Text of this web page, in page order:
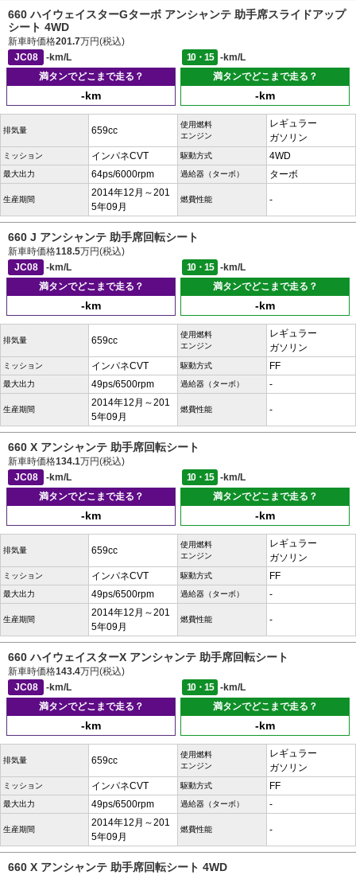
660 ハイウェイスターGターボ アンシャンテ 助手席スライドアップ
シート 4WD
新車時価格201.7万円(税込)
JC08
-km/L 10・15
-km/L
満タンでどこまで走る？
-km
満タンでどこまで走る？
-km
排気量 659cc
使用燃料
エンジン
レギュラー
ガソリン
ミッション インパネCVT 駆動方式 4WD
最大出力 64ps/6000rpm 過給器（ターボ） ターボ
生産期間
2014年12月～201
5年09月
燃費性能 -
660 J アンシャンテ 助手席回転シート
新車時価格118.5万円(税込)
JC08
-km/L 10・15
-km/L
満タンでどこまで走る？
-km
満タンでどこまで走る？
-km
排気量 659cc
使用燃料
エンジン
レギュラー
ガソリン
ミッション インパネCVT 駆動方式 FF
最大出力 49ps/6500rpm 過給器（ターボ） -
生産期間
2014年12月～201
5年09月
燃費性能 -
660 X アンシャンテ 助手席回転シート
新車時価格134.1万円(税込)
JC08
-km/L 10・15
-km/L
満タンでどこまで走る？
-km
満タンでどこまで走る？
-km
排気量 659cc
使用燃料
エンジン
レギュラー
ガソリン
ミッション インパネCVT 駆動方式 FF
最大出力 49ps/6500rpm 過給器（ターボ） -
生産期間
2014年12月～201
5年09月
燃費性能 -
660 ハイウェイスターX アンシャンテ 助手席回転シート
新車時価格143.4万円(税込)
JC08
-km/L 10・15
-km/L
満タンでどこまで走る？
-km
満タンでどこまで走る？
-km
排気量 659cc
使用燃料
エンジン
レギュラー
ガソリン
ミッション インパネCVT 駆動方式 FF
最大出力 49ps/6500rpm 過給器（ターボ） -
生産期間
2014年12月～201
5年09月
燃費性能 -
660 X アンシャンテ 助手席回転シート 4WD